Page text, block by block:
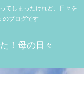
てしまったけれど、日々を
のブログです
！母の日々